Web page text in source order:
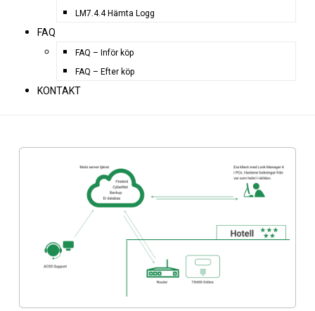
LM7.4.4 Hämta Logg
FAQ
FAQ – Inför köp
FAQ – Efter köp
KONTAKT